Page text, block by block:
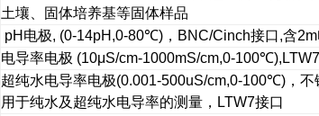
土壤、固体培养基等固体样品
pH 电极, (0-14pH,0-80℃) ， BNC/Cinch接口,含2m
电导率电极 (10μS/cm-1000mS/cm,0-100℃
超纯水电导率电极(0.001-500uS/cm,0-100℃) ，
用于纯水及超纯水电导率的测量， LTW7接口